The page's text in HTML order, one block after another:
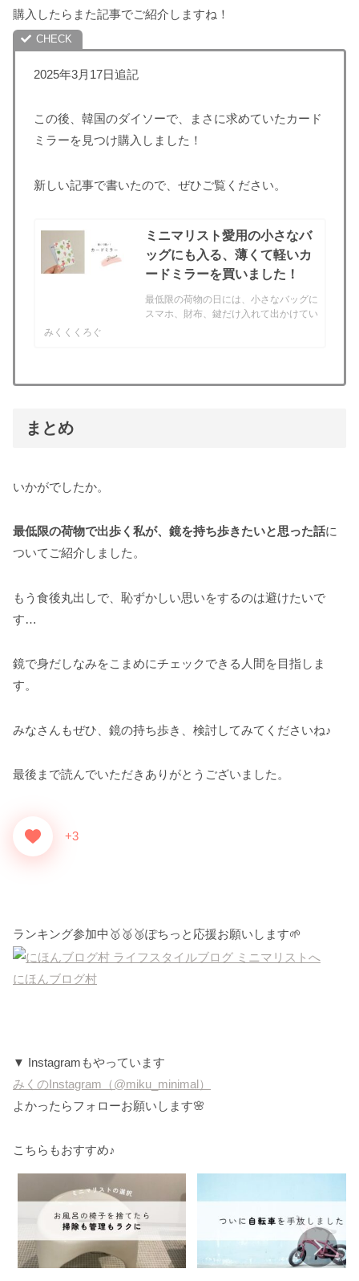
購入したらまた記事でご紹介しますね！
2025年3月17日追記
この後、韓国のダイソーで、まさに求めていたカード
ミラーを見つけ購入しました！
新しい記事で書いたので、ぜひご覧ください。
ミニマリスト愛用の小さなバ
ッグにも入る、薄くて軽いカ
ードミラーを買いました！
最低限の荷物の日には、小さなバッグに
スマホ、財布、鍵だけ入れて出かけてい
歩きたいと思った話も...
みくくくろぐ
まとめ
いかがでしたか。
最低限の荷物で出歩く私が、鏡を持ち歩きたいと思った話に
ついてご紹介しました。
もう食後丸出しで、恥ずかしい思いをするのは避けたいで
す…
鏡で身だしなみをこまめにチェックできる人間を目指しま
す。
みなさんもぜひ、鏡の持ち歩き、検討してみてくださいね♪
最後まで読んでいただきありがとうございました。
+3
ランキング参加中🥇🥈🥉ぽちっと応援お願いします🌱
にほんブログ村
▼ Instagramもやっています
みくのInstagram（@miku_minimal）
よかったらフォローお願いします🌸
こちらもおすすめ♪